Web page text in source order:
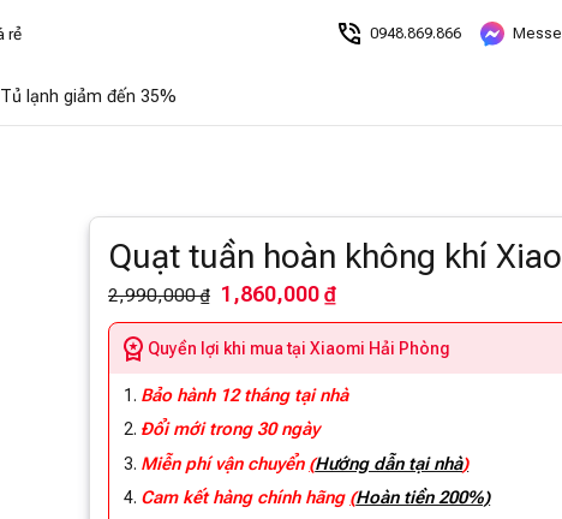
0948.869.866
Tủ lạnh giảm đến 35%
Quạt tuần hoàn không khí
2,990,000 ₫ 1,860,000 ₫
Quyền lợi khi mua tại Xiaomi Hải Phòng
Bảo hành 12 tháng tại nhà
Đổi mới trong 30 ngày
Miễn phí vận chuyển (Hướng dẫn tại nhà)
Cam kết hàng chính hãng (Hoàn tiền 200%)